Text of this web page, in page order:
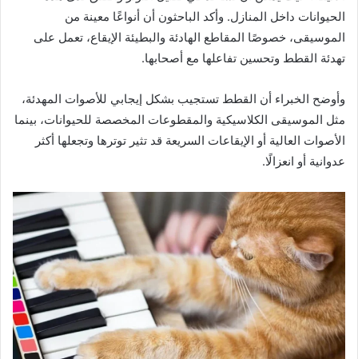
الحيوانات داخل المنازل. وأكد الباحثون أن أنواعًا معينة من
الموسيقى، خصوصًا المقاطع الهادئة والبطيئة الإيقاع، تعمل على
تهدئة القطط وتحسين تفاعلها مع أصحابها.
وأوضح الخبراء أن القطط تستجيب بشكل إيجابي للأصوات المهدئة،
مثل الموسيقى الكلاسيكية والمقطوعات المخصصة للحيوانات، بينما
الأصوات العالية أو الإيقاعات السريعة قد تثير توترها وتجعلها أكثر
عدوانية أو انعزالًا.